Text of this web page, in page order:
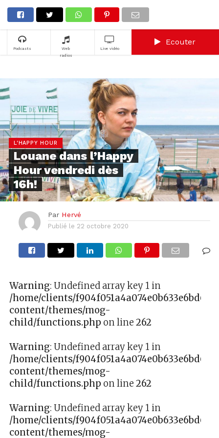
Podcasts
Web
radios
Live vidéo
Ecouter
L'HAPPY HOUR
Louane dans l’Happy
Hour vendredi dès
16h!
Par Hervé
Publié le 22 octobre 2020
Warning: Undefined array key 1 in
/home/clients/
content/themes/mog-
child/functions.phpon line 262
Warning: Undefined array key 1 in
/home/clients/
content/themes/mog-
child/functions.phpon line 262
Warning: Undefined array key 1 in
/home/clients/
content/themes/mog-